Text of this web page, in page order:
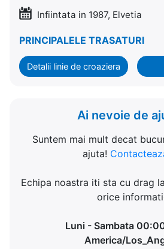
Infiintata in 1987, Elvetia
PRINCIPALELE TRASATURI
Detalii linie de croaziera
Ai nevoie de
Suntem mai mult decat
ajuta!
Echipa noastra iti sta cu drag
orice
Luni - Sambata
America/